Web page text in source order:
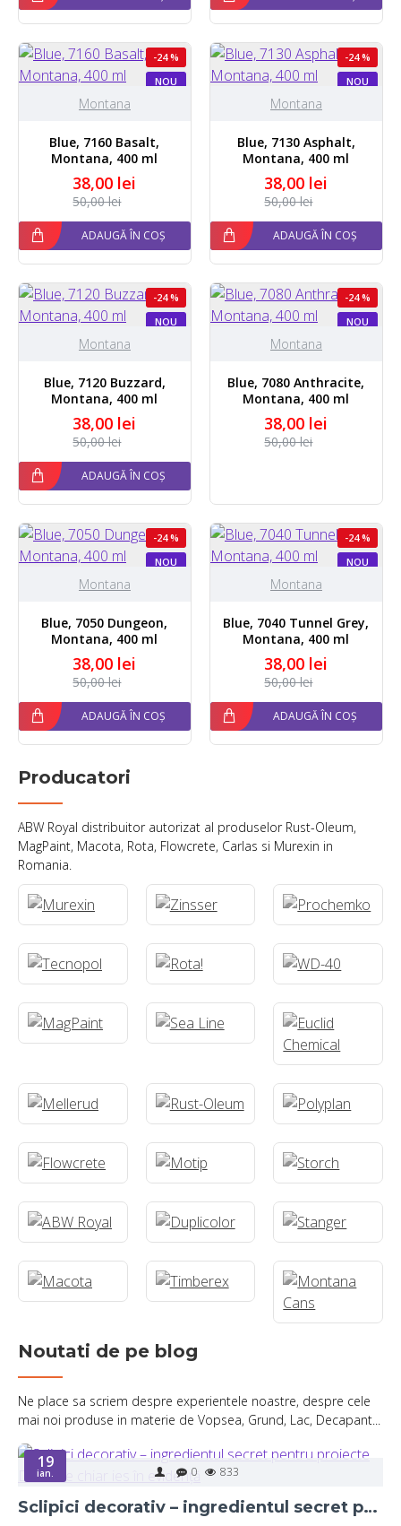
NOU
-24 %
Montana
Blue, 7160 Basalt,
Montana, 400 ml
38,00 lei
50,00 lei
ADAUGĂ ÎN COȘ
NOU
-24 %
Montana
Blue, 7130 Asphalt,
Montana, 400 ml
38,00 lei
50,00 lei
ADAUGĂ ÎN COȘ
NOU
-24 %
Montana
Blue, 7120 Buzzard,
Montana, 400 ml
38,00 lei
50,00 lei
ADAUGĂ ÎN COȘ
NOU
-24 %
STOC EPUIZAT
Montana
Blue, 7080 Anthracite,
Montana, 400 ml
38,00 lei
50,00 lei
NOU
-24 %
Montana
Blue, 7050 Dungeon,
Montana, 400 ml
38,00 lei
50,00 lei
ADAUGĂ ÎN COȘ
NOU
-24 %
Montana
Blue, 7040 Tunnel Grey,
Montana, 400 ml
38,00 lei
50,00 lei
ADAUGĂ ÎN COȘ
Producatori
ABW Royal distribuitor autorizat al produselor Rust-Oleum,
MagPaint, Macota, Rota, Flowcrete, Carlas si Murexin in
Romania.
Noutati de pe blog
Ne place sa scriem despre experientele noastre, despre cele
mai noi produse in materie de Vopsea, Grund, Lac, Decapant...
19
ian. 0 833
Sclipici decorativ – ingredientul secret pentru proiecte DIY care chiar ies în evidență